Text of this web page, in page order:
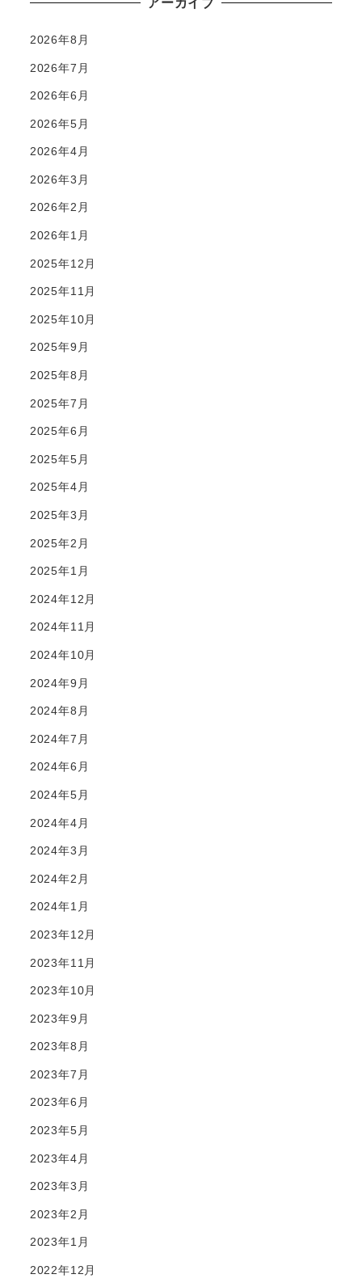
2026年8月
2026年7月
2026年6月
2026年5月
2026年4月
2026年3月
2026年2月
2026年1月
2025年12月
2025年11月
2025年10月
2025年9月
2025年8月
2025年7月
2025年6月
2025年5月
2025年4月
2025年3月
2025年2月
2025年1月
2024年12月
2024年11月
2024年10月
2024年9月
2024年8月
2024年7月
2024年6月
2024年5月
2024年4月
2024年3月
2024年2月
2024年1月
2023年12月
2023年11月
2023年10月
2023年9月
2023年8月
2023年7月
2023年6月
2023年5月
2023年4月
2023年3月
2023年2月
2023年1月
2022年12月